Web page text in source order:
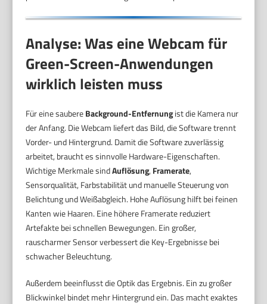
Analyse: Was eine Webcam für
Green-Screen-Anwendungen
wirklich leisten muss
Für eine saubereBackground-Entfernungist die Kamera nur
der Anfang. Die Webcam liefert das Bild, die Software trennt
Vorder- und Hintergrund. Damit die Software zuverlässig
arbeitet, braucht es sinnvolle Hardware-Eigenschaften.
Wichtige Merkmale sindAuflösung, Framerate,
Sensorqualität, Farbstabilität und manuelle Steuerung von
Belichtung und Weißabgleich. Hohe Auflösung hilft bei feinen
Kanten wie Haaren. Eine höhere Framerate reduziert
Artefakte bei schnellen Bewegungen. Ein großer,
rauscharmer Sensor verbessert die Key-Ergebnisse bei
schwacher Beleuchtung.
Außerdem beeinflusst die Optik das Ergebnis. Ein zu großer
Blickwinkel bindet mehr Hintergrund ein. Das macht exaktes